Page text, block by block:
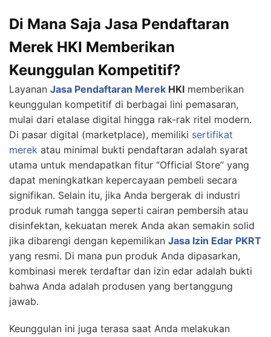
Di Mana Saja Jasa Pendaftaran
Merek HKI Memberikan
Keunggulan Kompetitif?
Layanan Jasa Pendaftaran Merek HKI memberikan
keunggulan kompetitif di berbagai lini pemasaran,
mulai dari etalase digital hingga rak-rak ritel modern.
Di pasar digital (marketplace), memiliki sertifikat
merek atau minimal bukti pendaftaran adalah syarat
utama untuk mendapatkan fitur “Official Store” yang
dapat meningkatkan kepercayaan pembeli secara
signifikan. Selain itu, jika Anda bergerak di industri
produk rumah tangga seperti cairan pembersih atau
disinfektan, kekuatan merek Anda akan semakin solid
jika dibarengi dengan kepemilikan Jasa Izin Edar PKRT
yang resmi. Di mana pun produk Anda dipasarkan,
kombinasi merek terdaftar dan izin edar adalah bukti
bahwa Anda adalah produsen yang bertanggung
jawab.
Keunggulan ini juga terasa saat Anda melakukan